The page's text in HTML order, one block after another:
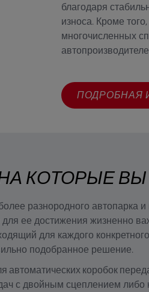
благодаря
износа. Кроме
многочисленных
ПОДРОБНАЯ
КОТОРЫЕ
разнородного автопарка и
ее достижения жизненно
для каждого
подобранное решение.
коробок
с двойным сцеплением либо